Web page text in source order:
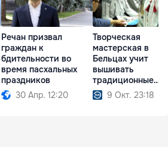
Речан призвал
граждан к
бдительности во
время пасхальных
праздников
30 Апр. 12:20
Творческая
мастерская в
Бельцах учит
вышивать
традиционные
рубашки
9 Окт. 23:18